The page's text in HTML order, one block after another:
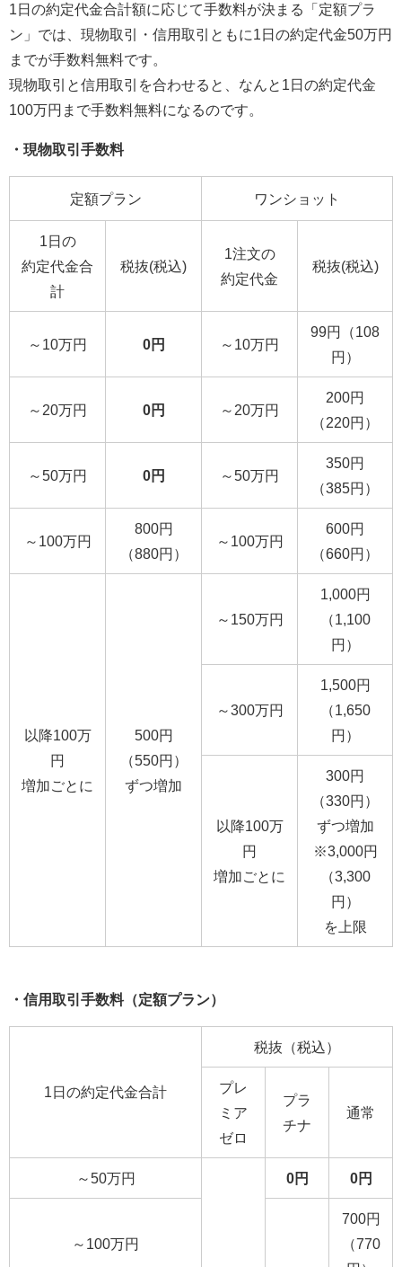
1日の約定代金合計額に応じて手数料が決まる「定額プラ
ン」では、現物取引・信用取引ともに1日の約定代金50万円
までが手数料無料です。
現物取引と信用取引を合わせると、なんと1日の約定代金
100万円まで手数料無料になるのです。
・現物取引手数料
定額プラン ワンショット
1日の
約定代金合
計
税抜(税込)
1注文の
約定代金
税抜(税込)
～10万円 0円 ～10万円
99円（108
円）
～20万円 0円 ～20万円
200円
（220円）
～50万円 0円 ～50万円
350円
（385円）
～100万円
800円
（880円）
～100万円
600円
（660円）
以降100万
円
増加ごとに
500円
（550円）
ずつ増加
～150万円
1,000円
（1,100
円）
～300万円
1,500円
（1,650
円）
以降100万
円
増加ごとに
300円
（330円）
ずつ増加
※3,000円
（3,300
円）
を上限
・信用取引手数料（定額プラン）
1日の約定代金合計
税抜（税込）
プレ
ミア
ゼロ
プラ
チナ
通常
～50万円 0円 0円
～100万円
700円
（770